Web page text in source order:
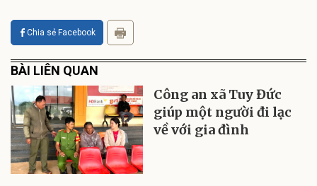
Chia sẻ Facebook
BÀI LIÊN QUAN
Công an xã Tuy Đức
giúp một người đi lạc
về với gia đình